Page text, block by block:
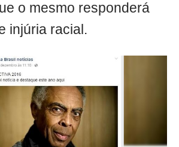
o mesmo responderá
injúria racial.